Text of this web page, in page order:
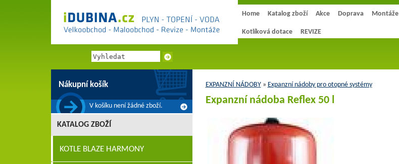
Home Katalog zboží Akce Doprava Montáže
Kotlíková dotace REVIZE
EXPANZNÍ NÁDOBY» Expanzní nádoby pro otopné systémy
Expanzní nádoba Reflex 50 l
Nákupní košík
V košíku není žádné zboží.
KATALOG ZBOŽÍ
KOTLE BLAZE HARMONY